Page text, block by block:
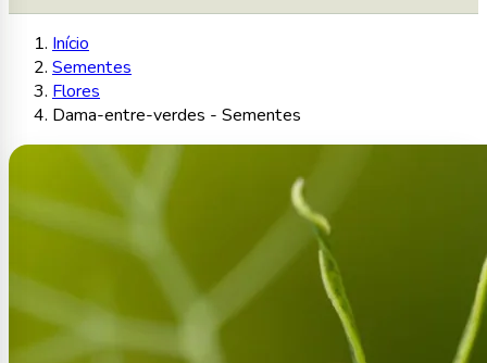
Início
Sementes
Flores
Dama-entre-verdes - Sementes